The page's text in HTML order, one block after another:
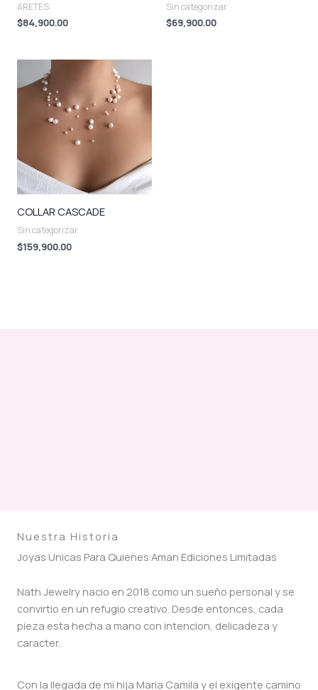
ARETES
$84,900.00
Sin categorizar
$69,900.00
COLLAR CASCADE
Sin categorizar
$159,900.00
Nuestra Historia
Joyas Unicas Para Quienes Aman Ediciones Limitadas
Nath Jewelry nacio en 2018 como un sueño personal y se
convirtio en un refugio creativo. Desde entonces, cada
pieza esta hecha a mano con intencion, delicadeza y
caracter.
Con la llegada de mi hija Maria Camila y el exigente camino